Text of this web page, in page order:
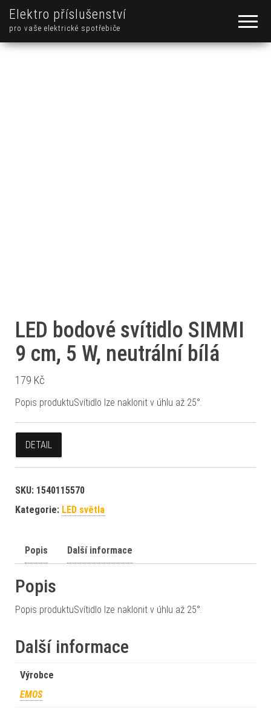
Elektro příslušenství
pro vaše elektrické spotřebiče
LED bodové svítidlo SIMMI
9 cm, 5 W, neutrální bílá
179 Kč
Popis produktuSvítidlo lze naklonit v úhlu až 25°.
DETAIL
SKU: 1540115570
Kategorie: LED světla
Popis Další informace
Popis
Popis produktuSvítidlo lze naklonit v úhlu až 25°.
Další informace
Výrobce
EMOS